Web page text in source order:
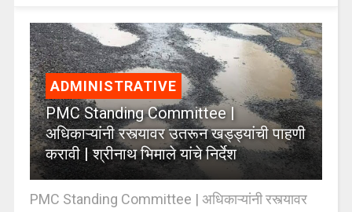
ADMINISTRATIVE
PMC Standing Committee |
अधिकाऱ्यांनी रस्त्यावर उतरून खड्ड्यांची पाहणी
करावी | श्रीनाथ भिमाले यांचे निर्देश
PMC Standing Committee | अधिकाऱ्यांनी रस्त्यावर